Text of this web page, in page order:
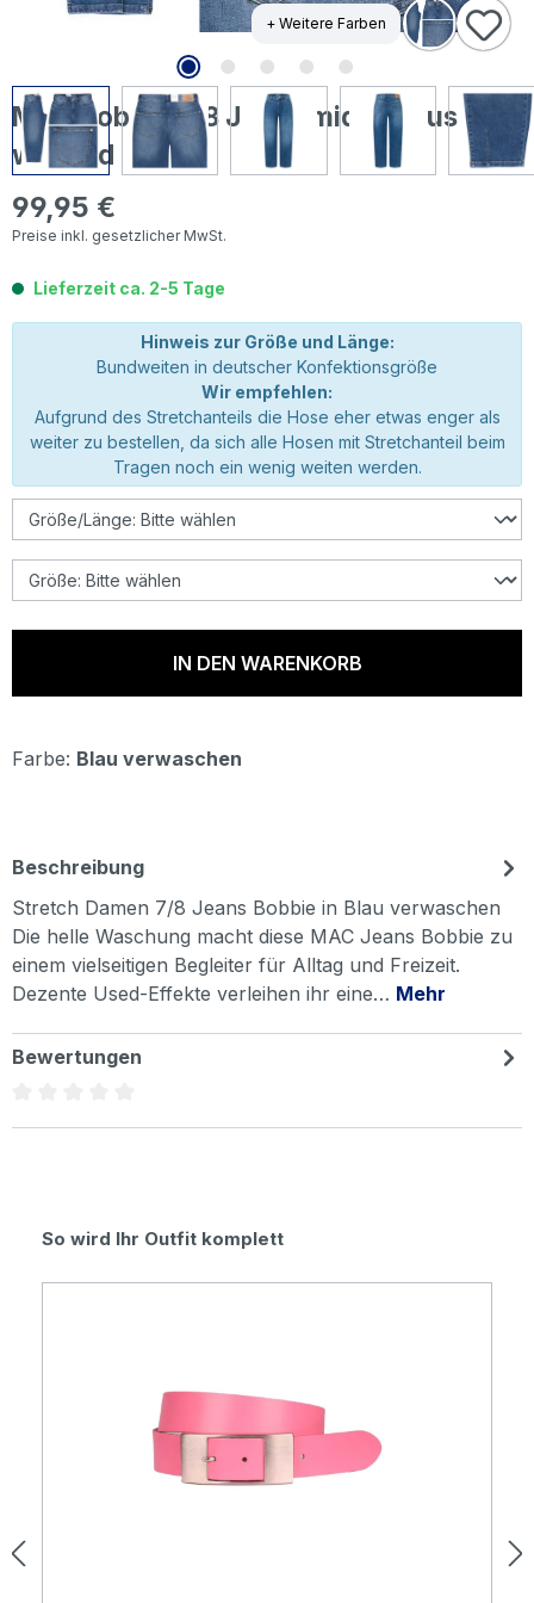
+ Weitere Farben
MAC Bobbie 7/8 Jeans mid blue use
washed
Regulärer Preis:
99,95 €
Preise inkl. gesetzlicher MwSt.
Lieferzeit ca. 2-5 Tage
Hinweis zur Größe und Länge:
Bundweiten in deutscher Konfektionsgröße
Wir empfehlen:
Aufgrund des Stretchanteils die Hose eher etwas enger als
weiter zu bestellen, da sich alle Hosen mit Stretchanteil beim
Tragen noch ein wenig weiten werden.
IN DEN WARENKORB
Farbe: Blau verwaschen
Beschreibung
Stretch Damen 7/8 Jeans Bobbie in Blau verwaschen
Die helle Waschung macht diese MAC Jeans Bobbie zu
einem vielseitigen Begleiter für Alltag und Freizeit.
Dezente Used-Effekte verleihen ihr eine… Mehr
Bewertungen
Produktgalerie überspringen
So wird Ihr Outfit komplett